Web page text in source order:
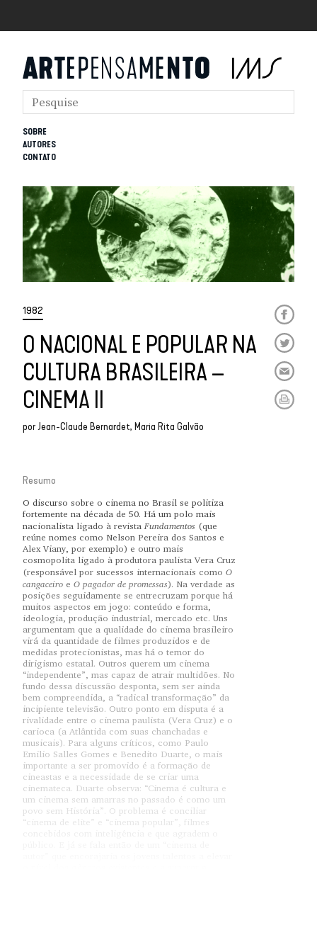
SOBRE
AUTORES
CONTATO
1982
O NACIONAL E POPULAR NA
CULTURA BRASILEIRA –
CINEMA II
porJean-Claude Bernardet Maria Rita Galvão
Resumo
O discurso sobre o cinema no Brasil se politiza
fortemente na década de 50. Há um polo mais
nacionalista ligado à revista Fundamentos (que
reúne nomes como Nelson Pereira dos Santos e
Alex Viany, por exemplo) e outro mais
cosmopolita ligado à produtora paulista Vera Cruz
(responsável por sucessos internacionais como O
cangaceiro e O pagador de promessas). Na verdade as
posições seguidamente se entrecruzam porque há
muitos aspectos em jogo: conteúdo e forma,
ideologia, produção industrial, mercado etc. Uns
argumentam que a qualidade do cinema brasileiro
virá da quantidade de filmes produzidos e de
medidas protecionistas, mas há o temor do
dirigismo estatal. Outros querem um cinema
“independente”, mas capaz de atrair multidões. No
fundo dessa discussão desponta, sem ser ainda
bem compreendida, a “radical transformação” da
incipiente televisão. Outro ponto em disputa é a
rivalidade entre o cinema paulista (Vera Cruz) e o
carioca (a Atlântida com suas chanchadas e
musicais). Para alguns críticos, como Paulo
Emilio Salles Gomes e Benedito Duarte, o mais
importante a ser promovido é a formação de
cineastas e a necessidade de se criar uma
cinemateca. Duarte observa: “Cinema é cultura e
um cinema sem amarras no passado é como um
povo sem História”. O problema é conciliar
“cinema de elite” e “cinema popular”, filmes